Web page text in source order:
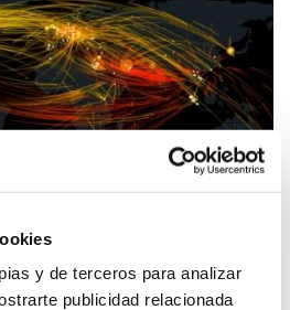
y de terceros para analizar
publicidad relacionada
en ciberseguridad”